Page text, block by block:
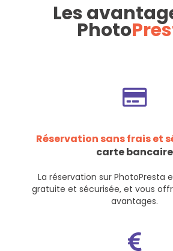
Les
Photo
Réservation sans frais et
carte bancaire
La réservation sur PhotoPresta
gratuite et sécurisée, et vous
avantages.